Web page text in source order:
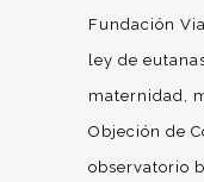
Fundación
ley de
maternidad
Objeción de
observatorio